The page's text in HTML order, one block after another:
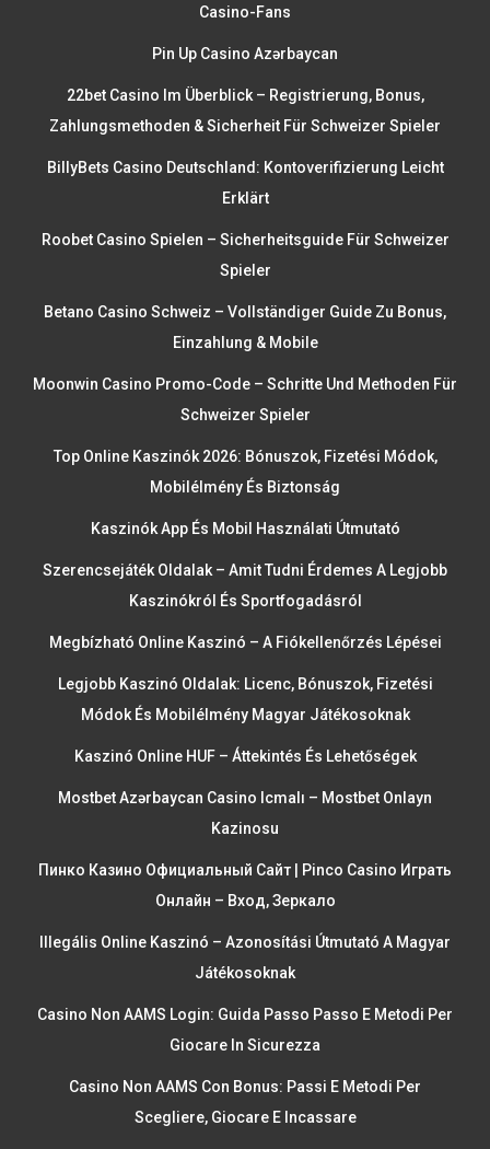
Casino-Fans
Pin Up Casino Azərbaycan
22bet Casino Im Überblick – Registrierung, Bonus,
Zahlungsmethoden & Sicherheit Für Schweizer Spieler
BillyBets Casino Deutschland: Kontoverifizierung Leicht
Erklärt
Roobet Casino Spielen – Sicherheitsguide Für Schweizer
Spieler
Betano Casino Schweiz – Vollständiger Guide Zu Bonus,
Einzahlung & Mobile
Moonwin Casino Promo-Code – Schritte Und Methoden Für
Schweizer Spieler
Top Online Kaszinók 2026: Bónuszok, Fizetési Módok,
Mobilélmény És Biztonság
Kaszinók App És Mobil Használati Útmutató
Szerencsejáték Oldalak – Amit Tudni Érdemes A Legjobb
Kaszinókról És Sportfogadásról
Megbízható Online Kaszinó – A Fiókellenőrzés Lépései
Legjobb Kaszinó Oldalak: Licenc, Bónuszok, Fizetési
Módok És Mobilélmény Magyar Játékosoknak
Kaszinó Online HUF – Áttekintés És Lehetőségek
Mostbet Azərbaycan Casino Icmalı – Mostbet Onlayn
Kazinosu
Пинко Казино Официальный Сайт | Pinco Casino Играть
Онлайн – Вход, Зеркало
Illegális Online Kaszinó – Azonosítási Útmutató A Magyar
Játékosoknak
Casino Non AAMS Login: Guida Passo Passo E Metodi Per
Giocare In Sicurezza
Casino Non AAMS Con Bonus: Passi E Metodi Per
Scegliere, Giocare E Incassare